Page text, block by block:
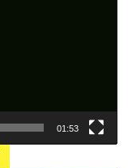
01:53